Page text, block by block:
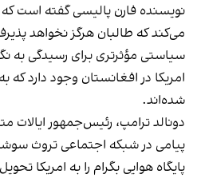
نویسنده فارن پالیسی گفته است
می‌کند که طالبان هرگز نخواهد
سیاستی مؤثرتری برای رسیدگی به
امریکا در افغانستان وجود دارد که
شده‌اند.
دونالد ترامپ، رئیس‌جمهور ایالات
پیامی در شبکه اجتماعی تروث
پایگاه هوایی بگرام را به امریکا